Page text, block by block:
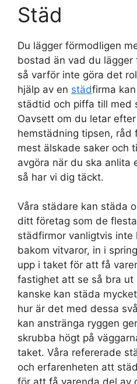
Städ
Du lägger förmodligen
bostad än vad du
så varför inte göra det
hjälp av en städfirma
städtid och piffa till med
Oavsett om du letar
hemstädning tipsen, råd
mest älskade saker och
avgöra när du ska anlita
så har vi dig täckt.
Våra städare kan städa
ditt företag som de
städfirmor vanligtvis inte
bakom vitvaror, in i
upp i taket för att få
fastighet att se så bra ut
kanske kan städa
hur är det med dessa
kan anstränga ryggen
skrubba högt på
taket. Våra refererade
och erfarenheten att